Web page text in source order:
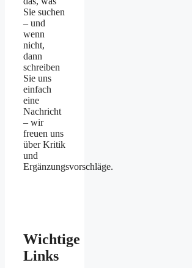
Sie suchen
– und
wenn
nicht,
dann
schreiben
Sie uns
einfach
eine
Nachricht
– wir
freuen uns
über Kritik
und
Ergänzungsvorschläge.
Wichtige
Links